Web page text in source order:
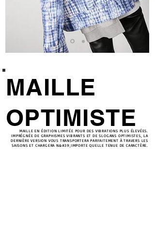
MAILLE
OPTIMISTE
MAILLE EN ÉDITION LIMITÉE POUR DES VIBRATIONS PLUS ÉLEVÉES.
IMPRÉGNÉE DE GRAPHISMES VIBRANTS ET DE SLOGANS OPTIMISTES, LA
DERNIÈRE VERSION VOUS TRANSPORTERA PARFAITEMENT À TRAVERS LES
SAISONS ET CHARGERA N&#39;IMPORTE QUELLE TENUE DE CARACTÈRE.